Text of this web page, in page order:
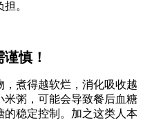
。
慎！
煮得越软烂，消化吸收越
粥，可能会导致餐后血糖
稳定控制。加之这类人本